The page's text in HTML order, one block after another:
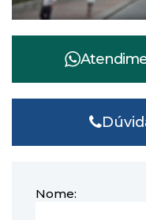
Nome: